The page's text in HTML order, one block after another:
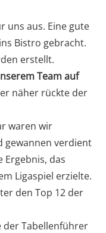
uns aus. Eine gute
Bistro gebracht.
erstellt.
Team auf
näher rückte der
waren wir
gewannen verdient
Ergebnis, das
Ligaspiel erzielte.
den Top 12 der
der Tabellenführer